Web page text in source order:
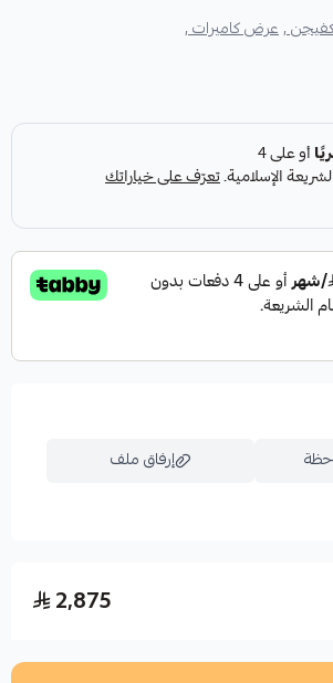
,عرض كاميرات ,
إرفاق ملف
2,875